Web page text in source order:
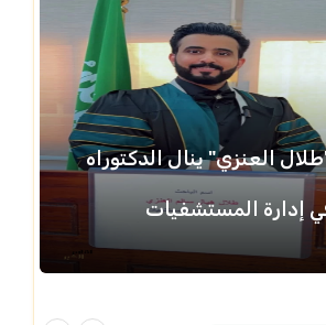
العنزي" ينال الدكتوراه